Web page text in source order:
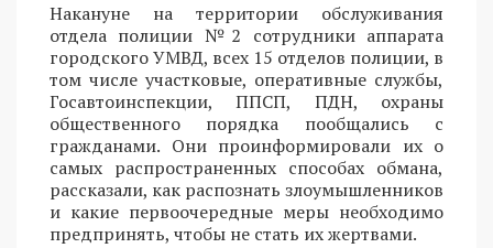
Накануне на территории обслуживания
отдела полиции №2 сотрудники аппарата
городского УМВД, всех 15 отделов полиции, в
том числе участковые, оперативные службы,
Госавтоинспекции, ППСП, ПДН, охраны
общественного порядка пообщались с
гражданами. Они проинформировали их о
самых распространенных способах обмана,
рассказали, как распознать злоумышленников
и какие первоочередные меры необходимо
предпринять, чтобы не стать их жертвами.